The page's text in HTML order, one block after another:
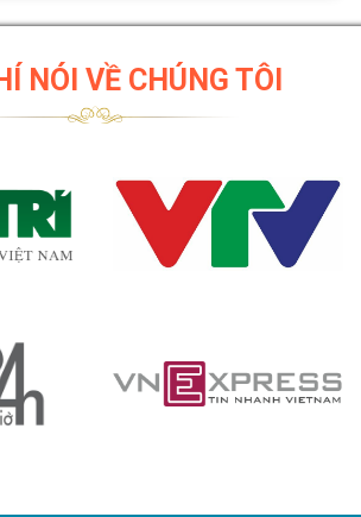
NÓI VỀ CHÚNG TÔI